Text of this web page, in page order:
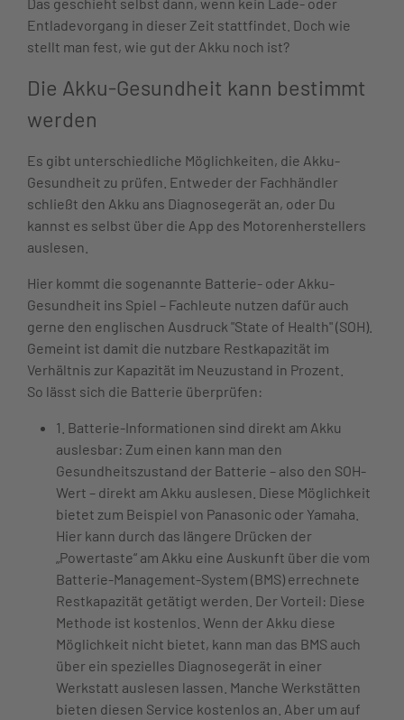
Entladevorgang in dieser Zeit stattfindet. Doch wie
stellt man fest, wie gut der Akku noch ist?
Die Akku-Gesundheit kann bestimmt
werden
Es gibt unterschiedliche Möglichkeiten, die Akku-
Gesundheit zu prüfen. Entweder der Fachhändler
schließt den Akku ans Diagnosegerät an, oder Du
kannst es selbst über die App des Motorenherstellers
auslesen.
Hier kommt die sogenannte Batterie- oder Akku-
Gesundheit ins Spiel – Fachleute nutzen dafür auch
gerne den englischen Ausdruck "State of Health" (SOH).
Gemeint ist damit die nutzbare Restkapazität im
Verhältnis zur Kapazität im Neuzustand in Prozent.
So lässt sich die Batterie überprüfen:
1. Batterie-Informationen sind direkt am Akku
auslesbar: Zum einen kann man den
Gesundheitszustand der Batterie – also den SOH-
Wert – direkt am Akku auslesen. Diese Möglichkeit
bietet zum Beispiel von Panasonic oder Yamaha.
Hier kann durch das längere Drücken der
„Powertaste“ am Akku eine Auskunft über die vom
Batterie-Management-System (BMS) errechnete
Restkapazität getätigt werden. Der Vorteil: Diese
Methode ist kostenlos. Wenn der Akku diese
Möglichkeit nicht bietet, kann man das BMS auch
über ein spezielles Diagnosegerät in einer
Werkstatt auslesen lassen. Manche Werkstätten
bieten diesen Service kostenlos an. Aber um auf